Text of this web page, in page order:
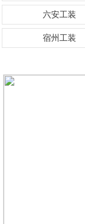
六安工装
宿州工装